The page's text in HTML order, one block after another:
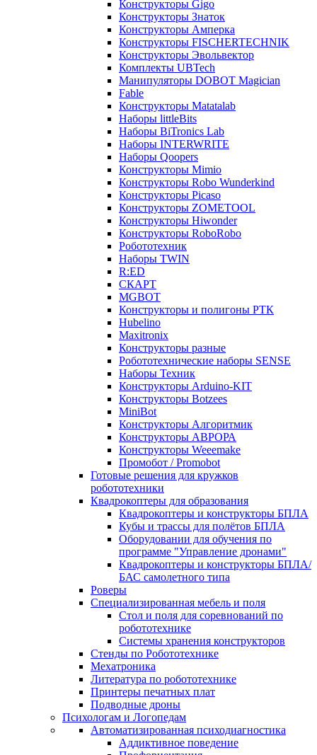
Конструкторы Gigo
Конструкторы Знаток
Конструкторы Амперка
Конструкторы FISCHERTECHNIK
Конструкторы Эвольвектор
Комплекты UBTech
Манипуляторы DOBOT Magician
Fable
Конструкторы Matatalab
Наборы littleBits
Наборы BiTronics Lab
Наборы INTERWRITE
Наборы Qoopers
Конструкторы Mimio
Конструкторы Robo Wunderkind
Конструкторы Picaso
Конструкторы ZOMETOOL
Конструкторы Hiwonder
Конструкторы RoboRobo
Робототехник
Наборы TWIN
R:ED
СКАРТ
MGBOT
Конструкторы и полигоны РТК
Hubelino
Maxitronix
Конструкторы разные
Робототехнические наборы SENSE
Наборы Техник
Конструкторы Arduino-KIT
Конструкторы Botzees
MiniBot
Конструкторы Алгоритмик
Конструкторы АВРОРА
Конструкторы Weeemake
Промобот / Promobot
Готовые решения для кружков
робототехники
Квадрокоптеры для образования
Квадрокоптеры и конструкторы БПЛА
Кубы и трассы для полётов БПЛА
Оборудовании для обучения по
программе "Управление дронами"
Квадрокоптеры и конструкторы БПЛА/
БАС самолетного типа
Роверы
Специализированная мебель и поля
Стол и поля для соревнований по
робототехнике
Системы хранения конструкторов
Стенды по Робототехнике
Мехатроника
Литература по робототехнике
Принтеры печатных плат
Подводные дроны
Психологам и Логопедам
Автоматизированная психодиагностика
Аддиктивное поведение